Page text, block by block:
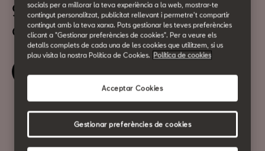
9 d'octubre
a les 19:30h
Compartir
socials per a millorar la teva experiència a la web, mostrar-te
contingut personalitzat, publicitat rellevant i permetre't compartir
contingut amb la teva xarxa. Pots gestionar les teves preferències
clicant a "Gestionar preferències de cookies". Per a veure els
detalls complets de cada una de les cookies que utilitzem, si us
plau visita la nostra Política de Cookies. Política de cookies
Acceptar Cookies
Gestionar preferències de cookies